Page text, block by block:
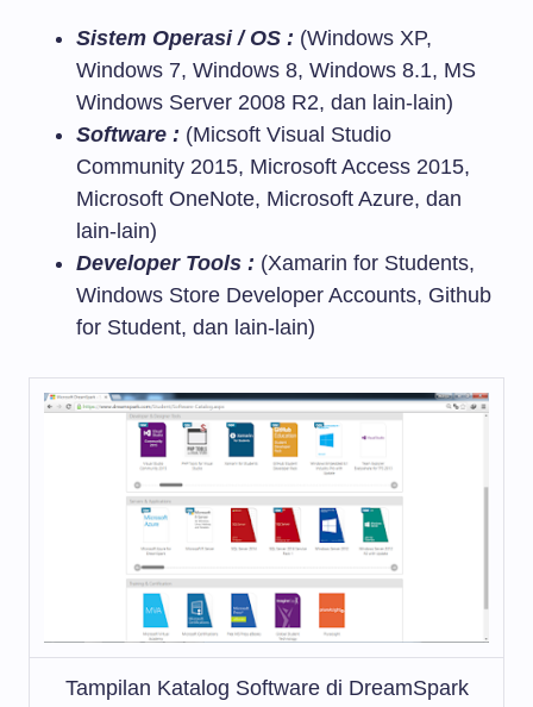
Sistem Operasi / OS : (Windows XP,
Windows 7, Windows 8, Windows 8.1, MS
Windows Server 2008 R2, dan lain-lain)
Software : (Micsoft Visual Studio
Community 2015, Microsoft Access 2015,
Microsoft OneNote, Microsoft Azure, dan
lain-lain)
Developer Tools : (Xamarin for Students,
Windows Store Developer Accounts, Github
for Student, dan lain-lain)
Tampilan Katalog Software di DreamSpark